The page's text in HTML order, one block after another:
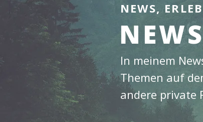
NEWS,
In meinem
Themen auf
andere private